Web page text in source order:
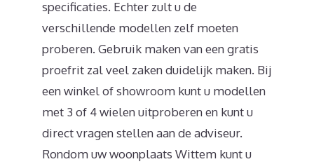
specificaties. Echter zult u de
verschillende modellen zelf moeten
proberen. Gebruik maken van een gratis
proefrit zal veel zaken duidelijk maken. Bij
een winkel of showroom kunt u modellen
met 3 of 4 wielen uitproberen en kunt u
direct vragen stellen aan de adviseur.
Rondom uw woonplaats Wittem kunt u